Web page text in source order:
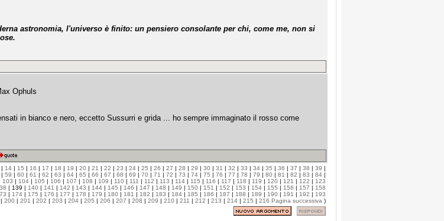
astronomia, l'universo è finito: un pensiero consolante per chi, come me, non si
Ophuls
in bianco e nero, eccetto Sussurri e grida ... ho sempre immaginato il rosso come
| 14 | 15 | 16 | 17 | 18 | 19 | 20 | 21 | 22 | 23 | 24 | 25 | 26 | 27 | 28 | 29 | 30 | 31 | 32 | 33 | 34 | 35 | 36 | 37 | 38 | 39 |
| 59 | 60 | 61 | 62 | 63 | 64 | 65 | 66 | 67 | 68 | 69 | 70 | 71 | 72 | 73 | 74 | 75 | 76 | 77 | 78 | 79 | 80 | 81 | 82 | 83 | 84 |
103 | 104 | 105 | 106 | 107 | 108 | 109 | 110 | 111 | 112 | 113 | 114 | 115 | 116 | 117 | 118 | 119 | 120 | 121 | 122 | 123
| 139 | 140 | 141 | 142 | 143 | 144 | 145 | 146 | 147 | 148 | 149 | 150 | 151 | 152 | 153 | 154 | 155 | 156 | 157 | 158
| 174 | 175 | 176 | 177 | 178 | 179 | 180 | 181 | 182 | 183 | 184 | 185 | 186 | 187 | 188 | 189 | 190 | 191 | 192 | 193
| 200 | 201 | 202 | 203 | 204 | 205 | 206 | 207 | 208 | 209 | 210 | 211 | 212 | 213 | 214 | 215 | 216 Pagina successiva )